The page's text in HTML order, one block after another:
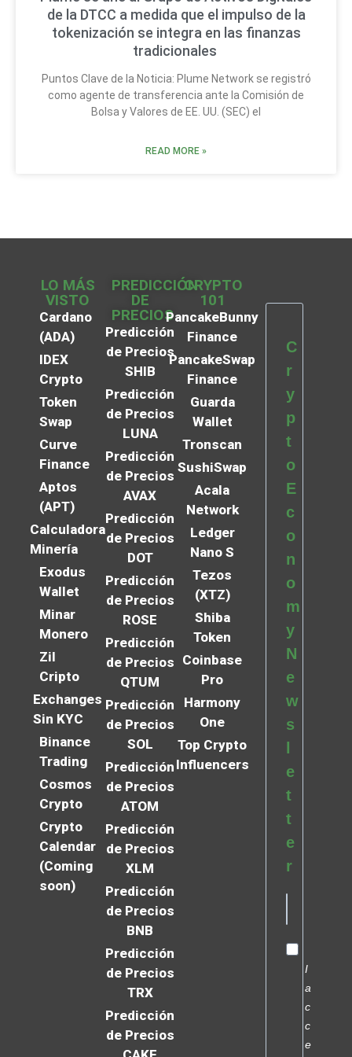
de la DTCC a medida que el impulso de la
tokenización se integra en las finanzas
tradicionales
Puntos Clave de la Noticia: Plume Network se registró
como agente de transferencia ante la Comisión de
Bolsa y Valores de EE. UU. (SEC) el
READ MORE »
LO MÁS
VISTO
Cardano
(ADA)
IDEX
Crypto
Token
Swap
Curve
Finance
Aptos
(APT)
Calculadora
Minería
Exodus
Wallet
Minar
Monero
Zil
Cripto
Exchanges
Sin KYC
Binance
Trading
Cosmos
Crypto
Crypto
Calendar
(Coming
soon)
PREDICCIÓN
DE
PRECIOS
Predicción
de Precios
SHIB
Predicción
de Precios
LUNA
Predicción
de Precios
AVAX
Predicción
de Precios
DOT
Predicción
de Precios
ROSE
Predicción
de Precios
QTUM
Predicción
de Precios
SOL
Predicción
de Precios
ATOM
Predicción
de Precios
XLM
Predicción
de Precios
BNB
Predicción
de Precios
TRX
Predicción
de Precios
CRYPTO
101
PancakeBunny
Finance
PancakeSwap
Finance
Guarda
Wallet
Tronscan
SushiSwap
Acala
Network
Ledger
Nano S
Tezos
(XTZ)
Shiba
Token
Coinbase
Pro
Harmony
One
Top Crypto
Influencers
C
r
y
p
t
o
E
c
o
n
o
m
y
N
e
w
s
e
t
t
e
r
I
a
c
c
e